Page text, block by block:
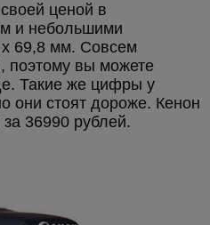
ценой в
и небольшими
x 69,8 мм. Совсем
поэтому вы можете
Такие же цифры у
они стоят дороже. Кенон
36990 рублей.